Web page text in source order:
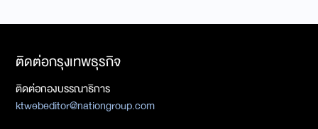
ติดต่อกรุงเทพธุรกิจ
ติดต่อกองบรรณาธิการ
ktwebeditor@nationgroup.com